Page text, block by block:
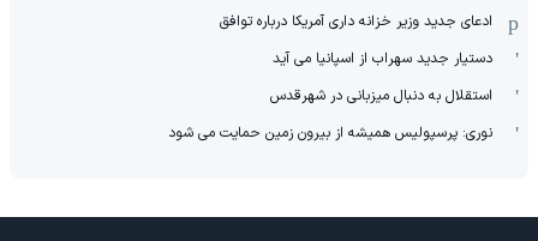
ادعای جدید وزیر خزانه داری آمریکا درباره توافق
دستیار جدید سهراب از اسپانیا می آید
استقلال به دنبال میزبانی در شهرقدس
نوری: پرسپولیس همیشه از بیرون زمین حمایت می شود